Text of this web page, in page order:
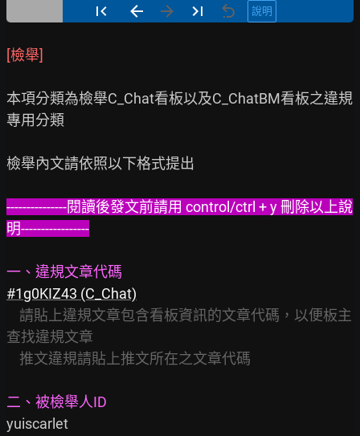
說明
[檢舉]
本項分類為檢舉C_Chat看板以及C_ChatBM看板之違規
專用分類
檢舉內文請依照以下格式提出
---------------閱讀後發文前請用 control/ctrl + y 刪除以上說
明-----------------
一、違規文章代碼
#1g0KIZ43 (C_Chat)
請貼上違規文章包含看板資訊的文章代碼，以便板主
查找違規文章
推文違規請貼上推文所在之文章代碼
二、被檢舉人ID
yuiscarlet